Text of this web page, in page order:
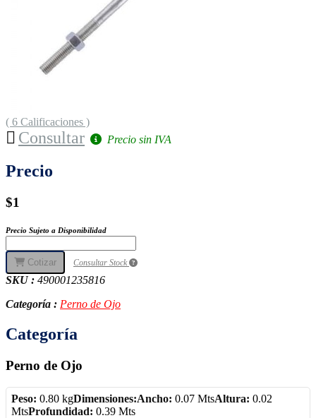
( 6 Calificaciones )
Consultar Precio sin IVA
Precio
$1
Precio Sujeto a Disponibilidad
Cotizar Consultar Stock
SKU : 490001235816
Categoría : Perno de Ojo
Categoría
Perno de Ojo
Peso: 0.80 kgDimensiones:Ancho: 0.07 MtsAltura: 0.02
MtsProfundidad: 0.39 Mts